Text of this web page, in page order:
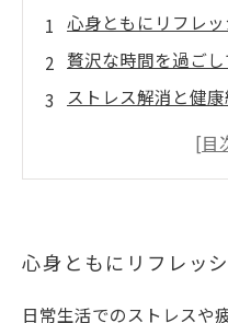
心身ともにリフレ
贅沢な時間を過ご
ストレス解消と健
心も体もリラック
心身ともにリフレッ
日常生活でのストレスや